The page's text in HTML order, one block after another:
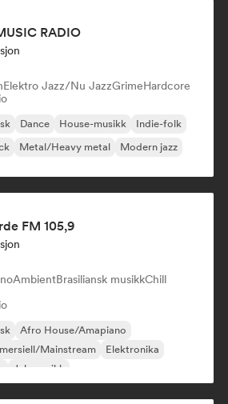
RADIO
Elektro Jazz/Nu JazzGrimeHardcore
Dance House-musikk
Indie-folk
Metal/Heavy metal Modern jazz
FM 105,9
AmbientBrasiliansk musikkChill
Afro House/Amapiano
Mainstream
Elektronika
Julemusikk